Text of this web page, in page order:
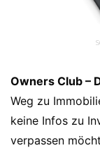
Owners Club –
Weg zu
keine Infos zu
verpassen